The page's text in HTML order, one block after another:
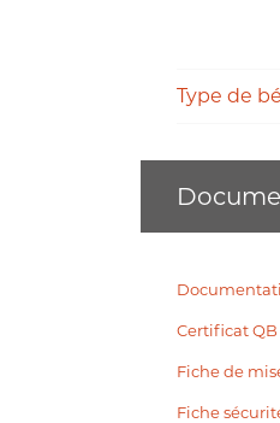
Type de
Certificat
Fiche de
Fiche